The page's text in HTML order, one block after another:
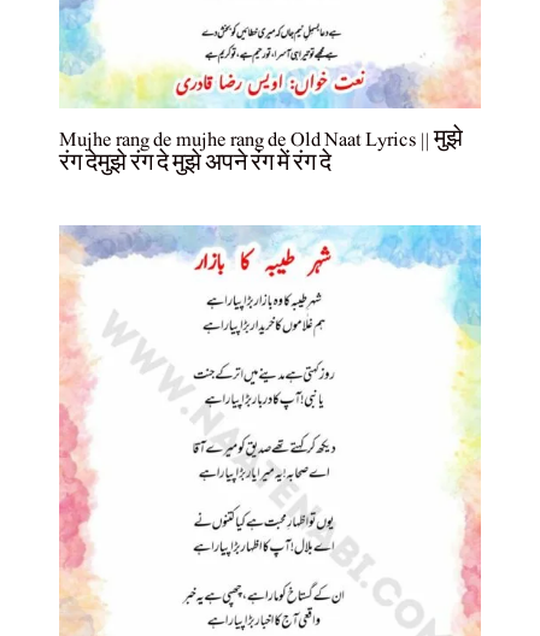
Mujhe rang de mujhe rang de Old Naat Lyrics || मुझे
रंग देमुझे रंग दे मुझे अपने रंग में रंग दे